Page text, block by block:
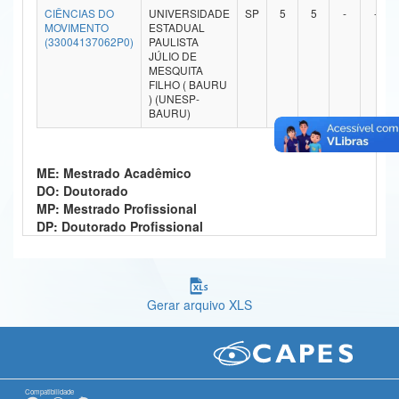
Ministério da Ciência, Tecnologia, Inovações e Comunicações
Ministério do Desenvolvimento Regional
Ministério da Mulher, da Família e dos Direitos Humanos
Secretaria-Geral
Gabinete de Segurança Institucional
Banco Central do Brasil
CIÊNCIAS DO
MOVIMENTO
(33004137062P0)
UNIVERSIDADE
ESTADUAL
PAULISTA
JÚLIO DE
MESQUITA
FILHO ( BAURU
) (UNESP-
BAURU)
SP 5 5 - -
ME: Mestrado Acadêmico
DO: Doutorado
MP: Mestrado Profissional
DP: Doutorado Profissional
Gerar arquivo XLS
Compatibilidade